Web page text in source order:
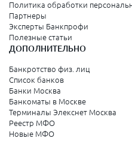
Санкт-Петербург и
Колпино
Санкт-Петербург
Краснодарский край
Армавир
Сочи
Политика обработки
Партнеры
Эксперты Банкпрофи
Полезные статьи
ДОПОЛНИТЕЛЬНО
Банкротство физ. лиц
Список банков
Банки Москва
Банкоматы в Москве
Терминалы Элекснет Москва
Реестр МФО
Новые МФО